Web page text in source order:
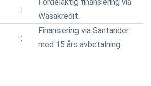
Fördelaktig finansiering via
Wasakredit.
Finansiering via Santander
med 15 års avbetalning.